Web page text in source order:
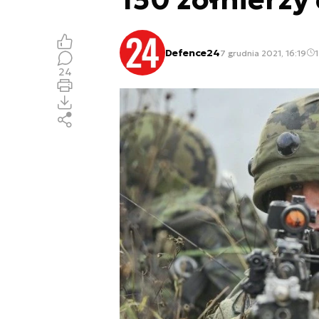
Defence247 grudnia 2021, 16:19
24